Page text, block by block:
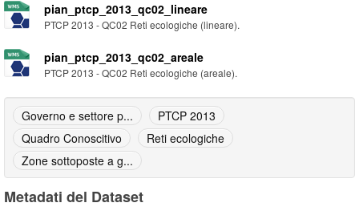
pian_ptcp_2013_qc02_lineare
PTCP 2013 - QC02 Reti ecologiche (lineare).
pian_ptcp_2013_qc02_areale
PTCP 2013 - QC02 Reti ecologiche (areale).
Governo e settore p...
PTCP 2013
Quadro Conoscitivo
Reti ecologiche
Zone sottoposte a g...
Metadati del Dataset